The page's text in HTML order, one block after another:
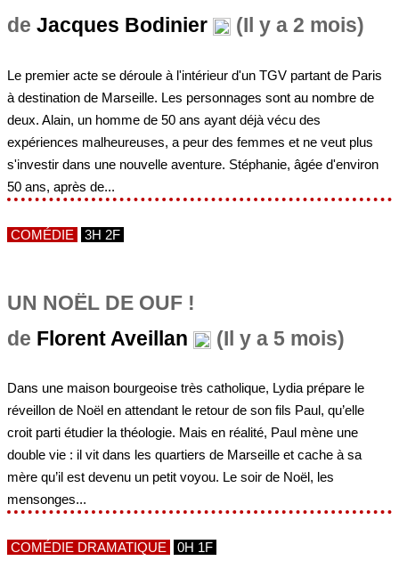
de Jacques Bodinier (Il y a 2 mois)
Le premier acte se déroule à l'intérieur d'un TGV partant de Paris
à destination de Marseille. Les personnages sont au nombre de
deux. Alain, un homme de 50 ans ayant déjà vécu des
expériences malheureuses, a peur des femmes et ne veut plus
s'investir dans une nouvelle aventure. Stéphanie, âgée d'environ
50 ans, après de...
COMÉDIE 3H 2F
UN NOËL DE OUF !
de Florent Aveillan (Il y a 5 mois)
Dans une maison bourgeoise très catholique, Lydia prépare le
réveillon de Noël en attendant le retour de son fils Paul, qu’elle
croit parti étudier la théologie. Mais en réalité, Paul mène une
double vie : il vit dans les quartiers de Marseille et cache à sa
mère qu’il est devenu un petit voyou. Le soir de Noël, les
mensonges...
COMÉDIE DRAMATIQUE 0H 1F